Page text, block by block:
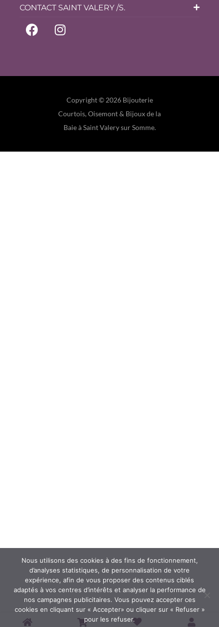
CONTACT SAINT VALERY /S.
Copyright © 2026 Bijouterie
Courtois, Oisemont & Bijoux de la
Baie à Saint Valery sur Somme.
Nous utilisons des cookies à des fins de fonctionnement,
d’analyses statistiques, de personnalisation de votre
expérience, afin de vous proposer des contenus ciblés
adaptés à vos centres d’intérêts et analyser la performance de
nos campagnes publicitaires. Vous pouvez accepter ces
cookies en cliquant sur « Accepter» ou cliquer sur « Refuser »
pour les refuser.